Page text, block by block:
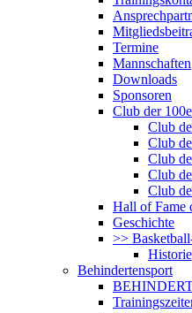
Termine
Mannschaften
Downloads
Sponsoren
Club der
Club
Club
Club
Club
Club
Hall of Fame
Geschichte
>>
Historie
Behindertensport